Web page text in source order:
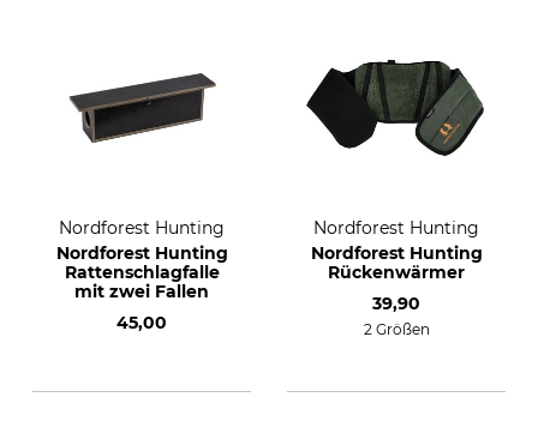
Nordforest Hunting
Nordforest Hunting
Rattenschlagfalle
mit zwei Fallen
45,00
Nordforest Hunting
Nordforest Hunting
Rückenwärmer
39,90
2 Größen